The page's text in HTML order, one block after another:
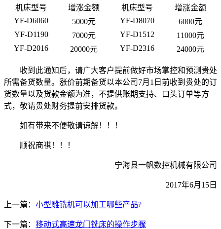
机床型号 增涨金额 机床型号
增涨金额
YF-D6060
5000元 YF-D8070
6000元
YF-D1190
7000元 YF-D1512
11000元
YF-D2016
20000元 YF-D2316 24000元
收到此通知后，请广大客户提前做好市场掌控和预测贵处
所需备货数量。涨价前期备货以本公司7月1日前收到贵处的订
货数量以及货款金额为准，不提供账期支持、口头订单等方
式，敬请贵处财务提前安排货款。
如有带来不便敬请谅解！！！
顺祝商祺！！！
宁海县一帆数控机械有限公司
2017年6月15日
上一篇： 小型雕铣机可以加工哪些产品?
下一篇： 移动式高速龙门铣床的操作步骤